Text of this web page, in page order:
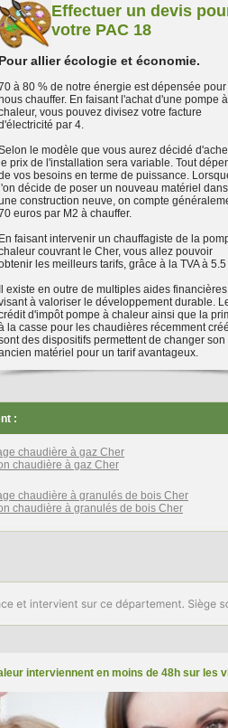
Effectuer un devis
votre PAC 18
Pour allier écologie et économie.
à 80 % de notre énergie est dépensée pour
chauffer. En faisant l'achat d'une pompe à
vous pouvez divisez votre facture
par 4.
le modèle que vous aurez décidé
prix de l'installation sera variable. Tout
vos besoins en terme de puissance.
décide de poser un nouveau matériel dans
construction neuve, on compte
euros par M2 à chauffer.
En faisant intervenir un chauffagiste de la
couvrant le Cher, vous allez pouvoir
les meilleurs tarifs, grâce à la TVA à
Il existe en outre de multiples aides financières
à valoriser le développement durable.
d'impôt pompe à chaleur ainsi que la
la casse pour les chaudières récemment
des dispositifs permettent de changer son
matériel pour un tarif avantageux.
:
chaudière à gaz Cher
chaudière à gaz Cher
chaudière à granulés de bois Cher
chaudière à granulés de bois Cher
interviennent en moins de 48h sur les